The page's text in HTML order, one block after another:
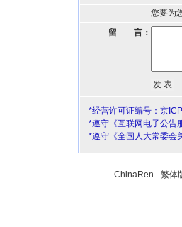
您要为
留 言：
*经营许可证编号：京
*遵守《互联网电子公告
*遵守《全国人大常委会
ChinaRen - 繁体